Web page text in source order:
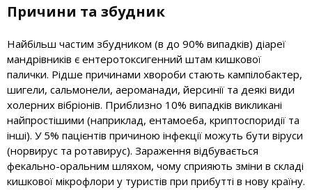
Причини та збудник
Найбільш частим збудником (в до 90% випадків) діареї
мандрівників є ентеротоксигенний штам кишкової
палички. Рідше причинами хвороби стають кампілобактер,
шигели, сальмонели, аероманади, йерсинії та деякі види
холерних вібріонів. Приблизно 10% випадків викликані
найпростішими (наприклад, ентамоеба, криптоспоридії та
інші). У 5% пацієнтів причиною інфекції можуть бути віруси
(норвирус та ротавирус). Зараження відбувається
фекально-оральним шляхом, чому сприяють зміни в складі
кишкової мікрофлори у туристів при прибутті в нову країну.